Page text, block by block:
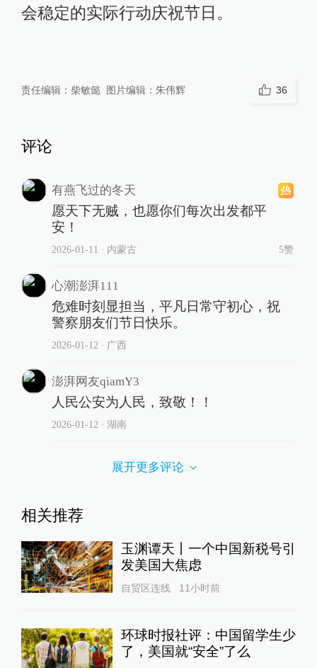
会稳定的实际行动庆祝节日。
责任编辑： 柴敏懿 图片编辑： 朱伟辉 36
评论
有燕飞过的冬天
愿天下无贼，也愿你们每次出发都平
安！
2026-01-11 ∙ 内蒙古 5赞
心潮澎湃111
危难时刻显担当，平凡日常守初心，祝
警察朋友们节日快乐。
2026-01-12 ∙ 广西
澎湃网友qiamY3
人民公安为人民，致敬！！
2026-01-12 ∙ 湖南
展开更多评论
相关推荐
玉渊谭天丨一个中国新税号引
发美国大焦虑
自贸区连线 11小时前
环球时报社评：中国留学生少
了，美国就“安全”了么